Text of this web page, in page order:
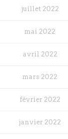
juillet 2022
mai 2022
avril 2022
mars 2022
février 2022
janvier 2022